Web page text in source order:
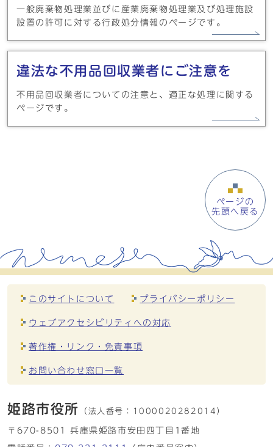
一般廃棄物処理業並びに産業廃棄物処理業及び処理施設
設置の許可に対する行政処分情報のページです。
違法な不用品回収業者にご注意を
不用品回収業者についての注意と、適正な処理に関する
ページです。
ページの
先頭へ戻る
このサイトについて プライバシーポリシー
ウェブアクセシビリティへの対応
著作権・リンク・免責事項
お問い合わせ窓口一覧
姫路市役所 （法人番号： 1000020282014）
〒670-8501 兵庫県姫路市安田四丁目1番地